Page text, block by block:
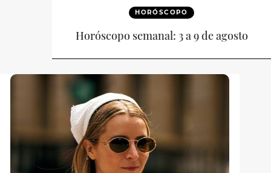
HORÓSCOPO
Horóscopo semanal: 3 a 9 de agosto